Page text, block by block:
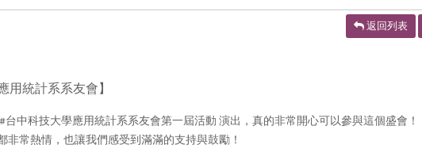
返回列表
用統計系系友會】
台中科技大學應用統計系系友會第一屆活動 演出，真的非常開心可以參與這個盛會！
非常熱情，也讓我們感受到滿滿的支持與鼓勵！